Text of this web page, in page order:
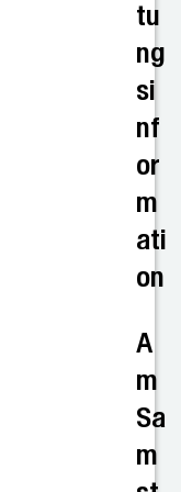
tu
ng
si
nf
or
m
ati
on
A
m
Sa
m